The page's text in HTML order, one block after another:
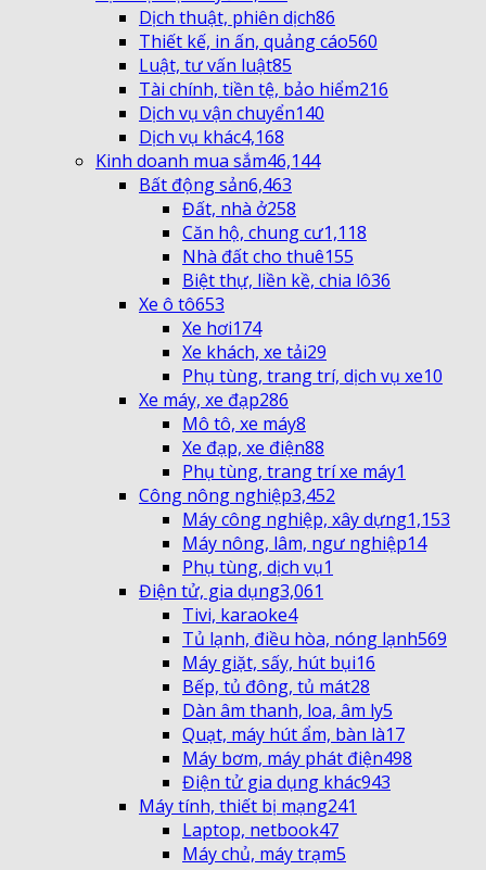
Dịch thuật, phiên dịch86
Thiết kế, in ấn, quảng cáo560
Luật, tư vấn luật85
Tài chính, tiền tệ, bảo hiểm216
Dịch vụ vận chuyển140
Dịch vụ khác4,168
Kinh doanh mua sắm46,144
Bất động sản6,463
Đất, nhà ở258
Căn hộ, chung cư1,118
Nhà đất cho thuê155
Biệt thự, liền kề, chia lô36
Xe ô tô653
Xe hơi174
Xe khách, xe tải29
Phụ tùng, trang trí, dịch vụ xe10
Xe máy, xe đạp286
Mô tô, xe máy8
Xe đạp, xe điện88
Phụ tùng, trang trí xe máy1
Công nông nghiệp3,452
Máy công nghiệp, xây dựng1,153
Máy nông, lâm, ngư nghiệp14
Phụ tùng, dịch vụ1
Điện tử, gia dụng3,061
Tivi, karaoke4
Tủ lạnh, điều hòa, nóng lạnh569
Máy giặt, sấy, hút bụi16
Bếp, tủ đông, tủ mát28
Dàn âm thanh, loa, âm ly5
Quạt, máy hút ẩm, bàn là17
Máy bơm, máy phát điện498
Điện tử gia dụng khác943
Máy tính, thiết bị mạng241
Laptop, netbook47
Máy chủ, máy trạm5